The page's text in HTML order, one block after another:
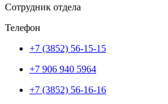
Сотрудник отдела
Телефон
+7 (3852) 56-15-15
+7 906 940 5964
+7 (3852) 56-16-16